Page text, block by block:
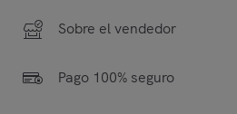
Sobre el vendedor
Pago 100% seguro